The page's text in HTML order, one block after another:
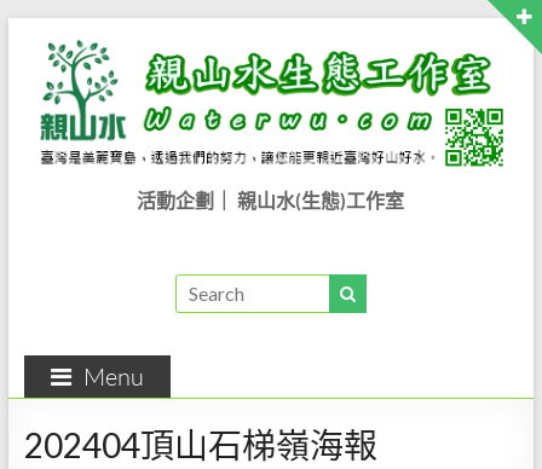
content
生
態
工
活動企劃｜ 親山水(生態)工作室
Menu
202404頂山石梯嶺海報